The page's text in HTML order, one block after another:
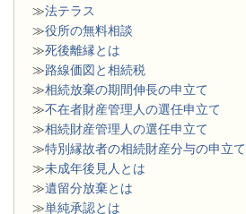
≫法テラス
≫役所の無料相談
≫死後離縁とは
≫路線価図と相続税
≫相続放棄の期間伸長の申立て
≫不在者財産管理人の選任申立て
≫相続財産管理人の選任申立て
≫特別縁故者の相続財産分与の申立て
≫未成年後見人とは
≫遺留分放棄とは
≫単純承認とは